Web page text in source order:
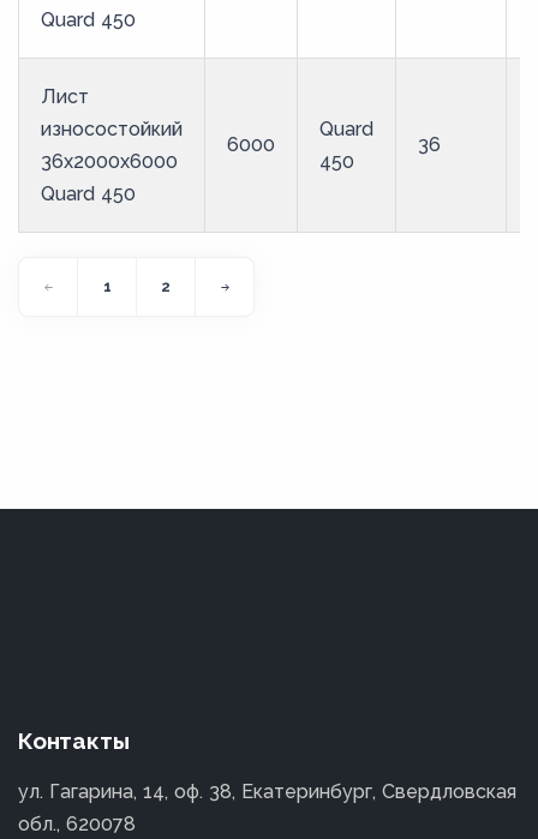
Quard 450
Лист
износостойкий
36x2000x6000
Quard 450
6000
Quard
450
36
1 2
Контакты
ул. Гагарина, 14, оф. 38, Екатеринбург, Свердловская
обл., 620078